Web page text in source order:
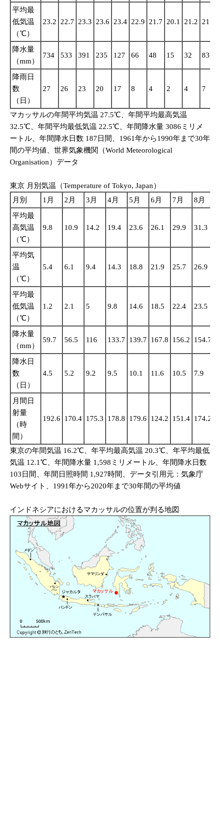
平均最
低気温
（℃）
23.2 22.7 23.3 23.6 23.4 22.9 21.7 20.1 21.2 21.7
降水量
（mm）
734 533 391 235 127 66 48 15 32 83
降雨日
数
（日）
27 26 23 20 17 8 4 2 4 7
マカッサルの年間平均気温 27.5℃、年間平均最高気温
32.5℃、年間平均最低気温 22.5℃、年間降水量 3086ミリメ
ートル、年間降水日数 187日間、1961年から1990年まで30年
間の平均値、世界気象機関（World Meteorological
Organisation）データ
東京 月別気温（Temperature of Tokyo, Japan）
月別
1月 2月 3月 4月 5月 6月 7月 8月
平均最
高気温
（℃）
9.8 10.9 14.2 19.4 23.6 26.1 29.9 31.3
平均気
温
（℃）
5.4 6.1 9.4 14.3 18.8 21.9 25.7 26.9
平均最
低気温
（℃）
1.2 2.1 5 9.8 14.6 18.5 22.4 23.5
降水量
（mm）
59.7 56.5 116 133.7 139.7 167.8 156.2 154.7
降水日
数
（日）
4.5 5.2 9.2 9.5 10.1 11.6 10.5 7.9
月間日
射量
（時
間）
192.6 170.4 175.3 178.8 179.6 124.2 151.4 174.2
東京の年間気温 16.2℃、年平均最高気温 20.3℃、年平均最低
気温 12.1℃、年間降水量 1,598ミリメートル、年間降水日数
103日間、年間日照時間 1,927時間、データ引用元：気象庁
Webサイト、1991年から2020年まで30年間の平均値
インドネシアにおけるマカッサルの位置が判る地図